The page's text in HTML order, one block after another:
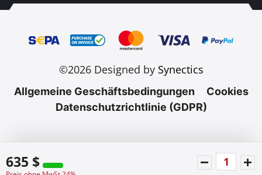
635 $
©2026 Designed by Synectics
Allgemeine Geschäftsbedingungen
Cookies
Datenschutzrichtlinie (GDPR)